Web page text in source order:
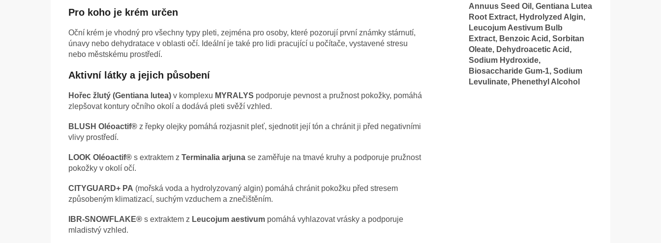
Pro koho je krém určen
Oční krém je vhodný pro všechny typy pleti, zejména pro osoby, které pozorují první známky stárnutí,
únavy nebo dehydratace v oblasti očí. Ideální je také pro lidi pracující u počítače, vystavené stresu
nebo městskému prostředí.
Aktivní látky a jejich působení
Hořec žlutý (Gentiana lutea) v komplexu MYRALYS podporuje pevnost a pružnost pokožky, pomáhá
zlepšovat kontury očního okolí a dodává pleti svěží vzhled.
BLUSH Oléoactif® z řepky olejky pomáhá rozjasnit pleť, sjednotit její tón a chránit ji před negativními
vlivy prostředí.
LOOK Oléoactif® s extraktem z Terminalia arjuna se zaměřuje na tmavé kruhy a podporuje pružnost
pokožky v okolí očí.
CITYGUARD+ PA (mořská voda a hydrolyzovaný algin) pomáhá chránit pokožku před stresem
způsobeným klimatizací, suchým vzduchem a znečištěním.
IBR-SNOWFLAKE® s extraktem z Leucojum aestivum pomáhá vyhlazovat vrásky a podporuje
mladistvý vzhled.
Annuus Seed Oil, Gentiana Lutea
Root Extract, Hydrolyzed Algin,
Leucojum Aestivum Bulb
Extract, Benzoic Acid, Sorbitan
Oleate, Dehydroacetic Acid,
Sodium Hydroxide,
Biosaccharide Gum-1, Sodium
Levulinate, Phenethyl Alcohol